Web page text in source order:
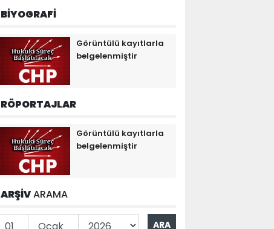
BİYOGRAFİ
Görüntülü kayıtlarla
belgelenmiştir
RÖPORTAJLAR
Görüntülü kayıtlarla
belgelenmiştir
ARŞİVARAMA